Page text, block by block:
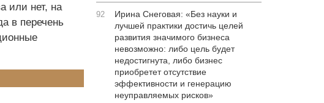
или нет, на
в перечень
92
Ирина Снеговая: «Без науки и
лучшей практики достичь целей
развития значимого бизнеса
невозможно: либо цель будет
недостигнута, либо бизнес
приобретет отсутствие
эффективности и генерацию
неуправляемых рисков»